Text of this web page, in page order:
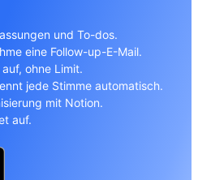
und To-dos.
eine Follow-up-E-Mail.
ohne Limit.
jede Stimme automatisch.
mit Notion.
auf.